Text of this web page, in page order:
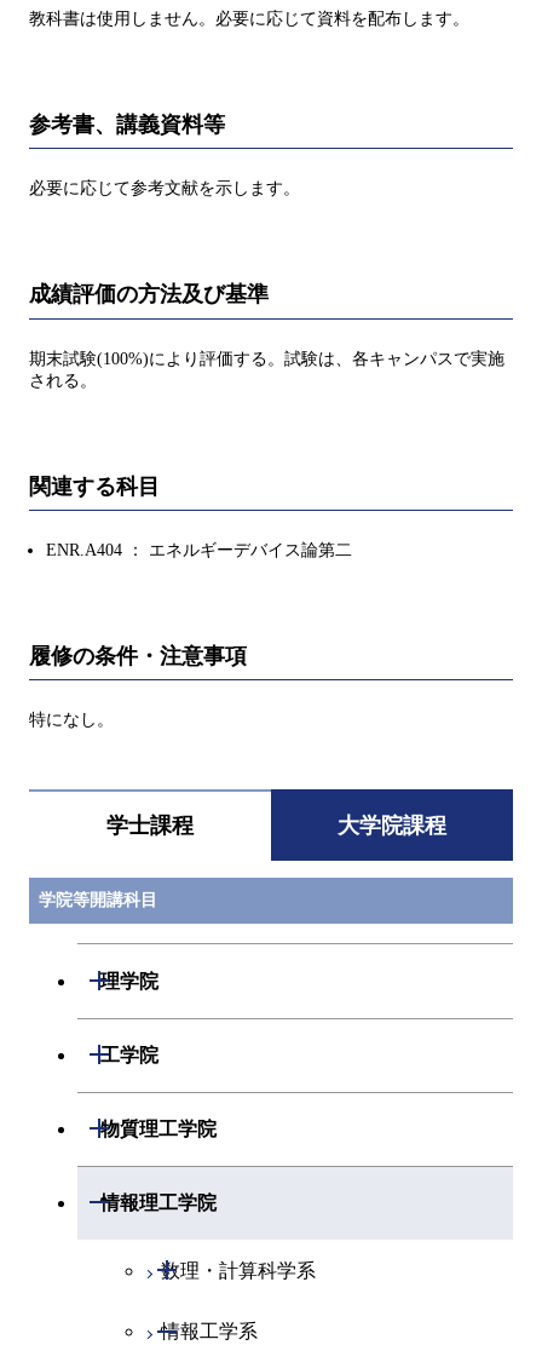
教科書は使用しません。必要に応じて資料を配布します。
参考書、講義資料等
必要に応じて参考文献を示します。
成績評価の方法及び基準
期末試験(100%)により評価する。試験は、各キャンパスで実施
される。
関連する科目
ENR.A404 ： エネルギーデバイス論第二
履修の条件・注意事項
特になし。
学士課程 大学院課程
学院等開講科目
理学院
開閉
物理学コース
化学系
開閉
工学院
開閉
機械系
開閉
コース
物質理工学院
開閉
材料系
開閉
材料コース
エネルギーコース
応用化学系
応用化学コース
専門科目
情報理工学院
開閉
数理・計算科学系
開閉
数理・計算科学コース
情報工学系
開閉